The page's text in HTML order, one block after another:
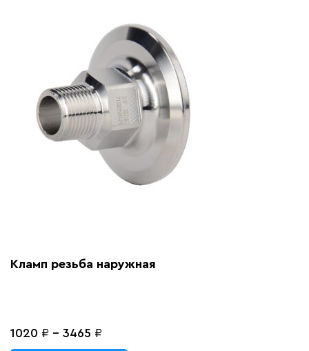
Кламп резьба наружная
1020 ₽ - 3465 ₽